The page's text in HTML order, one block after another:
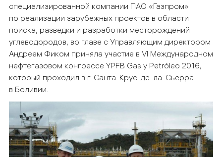
специализированной компании ПАО «Газпром»
по реализации зарубежных проектов в области
поиска, разведки и разработки месторождений
углеводородов, во главе с Управляющим директором
Андреем Фиком приняла участие в VI Международном
нефтегазовом конгрессе YPFB Gas y Petróleo 2016,
который проходил в г. Санта-Крус-де-ла-Сьерра
в Боливии.